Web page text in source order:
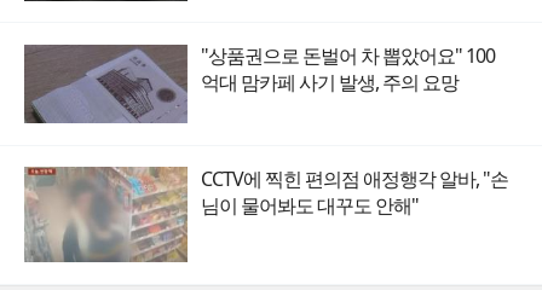
"상품권으로 돈벌어 차 뽑았어요" 100
억대 맘카페 사기 발생, 주의 요망
CCTV에 찍힌 편의점 애정행각 알바, "손
님이 물어봐도 대꾸도 안해"